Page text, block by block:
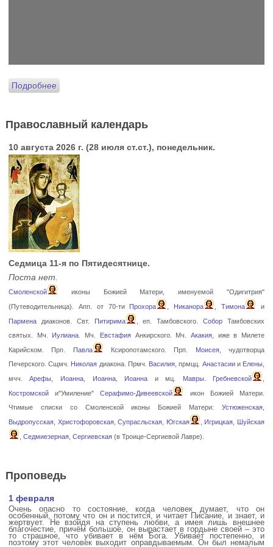
Подробнее
Православный календарь
10 августа 2026 г. (28 июля ст.ст.), понедельник.
Седмица 11-я по Пятидесятнице.
Поста нет.
Смоленской
иконы Божией Матери, именуемой "Одигитрия"
(Путеводительница). Апп. от 70-ти Прохора Никанора ,Тимона
и
Парменадиаконов. Свт. Питирима , еп. Тамбовского.Собор Тамбовских
святых. Мч. Иулиана . Мч. ЕвстафияАнкирского. Мч. Акакия, иже в Милете
Карийском. Прп.
Павла Ксиропотамского. Прп. Моисея, чудотворца
Печерского. Сщмч. Николая диакона. Прмч. Василия , прмцц. Анастасиии Елены
мчч.Арефы Иоанна, Иоанна, Иоанна и мц. Мавры. Гребневской
Костромскойи"Умиление"Серафимо-Дивеевской
икон Божией Матери.
Чтимые списки со Смоленской иконы Божией Матери:Устюженская
Выдропусская, Христофоровская,Супрасльская Югская Игрицкая
Шуйская
Седмиезерная, Сергиевская(в Троице-Сергиевой Лавре).
Проповедь
1 февраля
Очень опасно то состояние, когда человек думает, что он
особенный, потому что он и постится, и читает Писание, и знает, и
жертвует. Не взойдя на ступень любви, а имея лишь внешнее
благочестие, причём большое, он вырастает в гордыне своей – это
то страшное, что убивает в нём Бога. Убивает постепенно, и
поэтому этот человек выходит оправдываемым. Он был немалым